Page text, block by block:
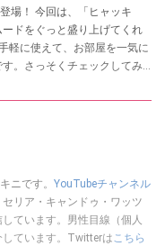
場！ 今回は、「ヒャッキ
ドをぐっと盛り上げてくれ
軽に使えて、お部屋を一気に
。さっそくチェックしてみ
ニです。 YouTubeチャンネル
リア・キャンドゥ・ワッツ
ています。男性目線（個人
ています。Twitterはこちら